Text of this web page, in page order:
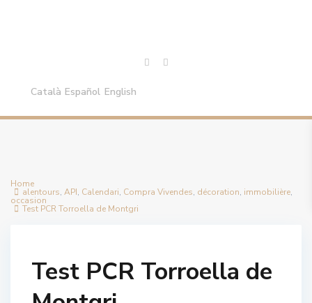
Català Español English
Home
alentours, API, Calendari, Compra Vivendes, décoration, immobilière,
occasion
Test PCR Torroella de Montgri
Test PCR Torroella de